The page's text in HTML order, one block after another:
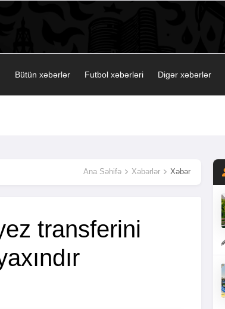
Bütün xəbərlər Futbol xəbərləri Digər xəbərlər
Ana Səhifə Xəbərlər Xəbər
transferini